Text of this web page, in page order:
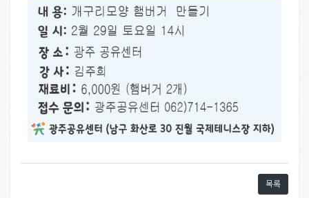
목록